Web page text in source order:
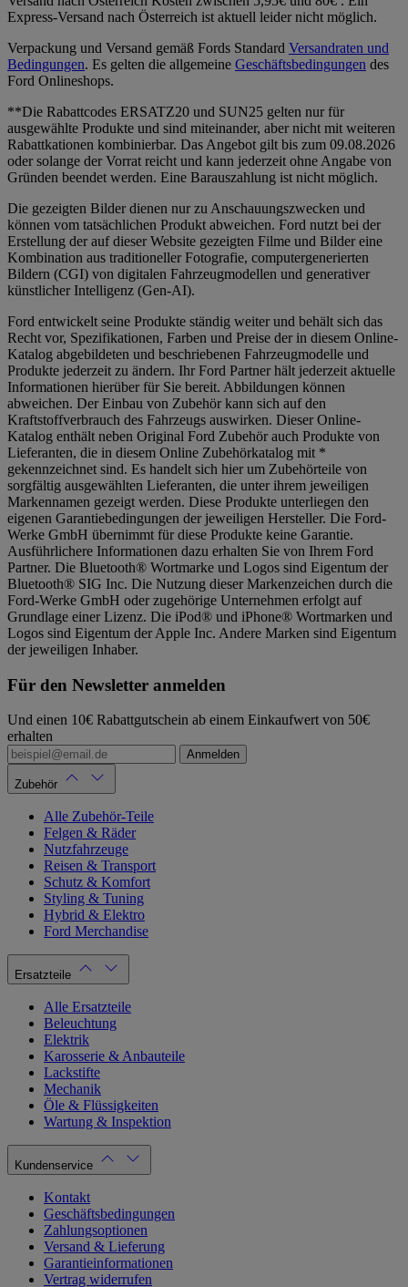
Express-Versand nach Österreich ist aktuell leider nicht möglich.
Verpackung und Versand gemäß Fords Standard Versandraten und
Bedingungen. Es gelten die allgemeine Geschäftsbedingungen des
Ford Onlineshops.
**Die Rabattcodes ERSATZ20 und SUN25 gelten nur für
ausgewählte Produkte und sind miteinander, aber nicht mit weiteren
Rabattkationen kombinierbar. Das Angebot gilt bis zum 09.08.2026
oder solange der Vorrat reicht und kann jederzeit ohne Angabe von
Gründen beendet werden. Eine Barauszahlung ist nicht möglich.
Die gezeigten Bilder dienen nur zu Anschauungszwecken und
können vom tatsächlichen Produkt abweichen. Ford nutzt bei der
Erstellung der auf dieser Website gezeigten Filme und Bilder eine
Kombination aus traditioneller Fotografie, computergenerierten
Bildern (CGI) von digitalen Fahrzeugmodellen und generativer
künstlicher Intelligenz (Gen-AI).
Ford entwickelt seine Produkte ständig weiter und behält sich das
Recht vor, Spezifikationen, Farben und Preise der in diesem Online-
Katalog abgebildeten und beschriebenen Fahrzeugmodelle und
Produkte jederzeit zu ändern. Ihr Ford Partner hält jederzeit aktuelle
Informationen hierüber für Sie bereit. Abbildungen können
abweichen. Der Einbau von Zubehör kann sich auf den
Kraftstoffverbrauch des Fahrzeugs auswirken. Dieser Online-
Katalog enthält neben Original Ford Zubehör auch Produkte von
Lieferanten, die in diesem Online Zubehörkatalog mit *
gekennzeichnet sind. Es handelt sich hier um Zubehörteile von
sorgfältig ausgewählten Lieferanten, die unter ihrem jeweiligen
Markennamen gezeigt werden. Diese Produkte unterliegen den
eigenen Garantiebedingungen der jeweiligen Hersteller. Die Ford-
Werke GmbH übernimmt für diese Produkte keine Garantie.
Ausführlichere Informationen dazu erhalten Sie von Ihrem Ford
Partner. Die Bluetooth® Wortmarke und Logos sind Eigentum der
Bluetooth® SIG Inc. Die Nutzung dieser Markenzeichen durch die
Ford-Werke GmbH oder zugehörige Unternehmen erfolgt auf
Grundlage einer Lizenz. Die iPod® und iPhone® Wortmarken und
Logos sind Eigentum der Apple Inc. Andere Marken sind Eigentum
der jeweiligen Inhaber.
Für den Newsletter anmelden
Und einen 10€ Rabattgutschein ab einem Einkaufwert von 50€
erhalten
Anmelden
Zubehör
Alle Zubehör-Teile
Felgen & Räder
Nutzfahrzeuge
Reisen & Transport
Schutz & Komfort
Styling & Tuning
Hybrid & Elektro
Ford Merchandise
Ersatzteile
Alle Ersatzteile
Beleuchtung
Elektrik
Karosserie & Anbauteile
Lackstifte
Mechanik
Öle & Flüssigkeiten
Wartung & Inspektion
Kundenservice
Kontakt
Geschäftsbedingungen
Zahlungsoptionen
Versand & Lieferung
Garantieinformationen
Vertrag widerrufen